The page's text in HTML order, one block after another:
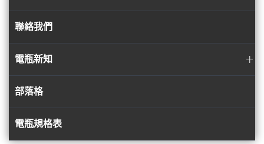
聯絡我們
電瓶新知
部落格
電瓶規格表